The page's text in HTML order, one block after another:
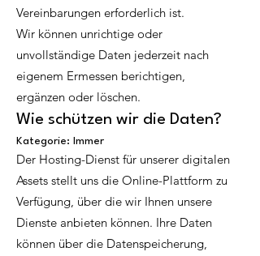
Vereinbarungen erforderlich ist.
Wir können unrichtige oder
unvollständige Daten jederzeit nach
eigenem Ermessen berichtigen,
ergänzen oder löschen.
Wie schützen wir die Daten?
Kategorie: Immer
Der Hosting-Dienst für unserer digitalen
Assets stellt uns die Online-Plattform zu
Verfügung, über die wir Ihnen unsere
Dienste anbieten können. Ihre Daten
können über die Datenspeicherung,